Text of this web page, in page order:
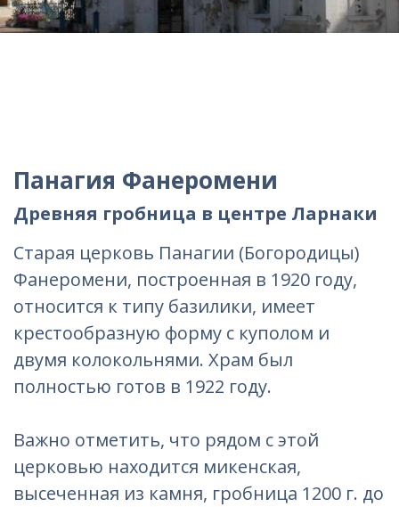
Панагия Фанеромени
Древняя гробница в центре Ларнаки
Старая церковь Панагии (Богородицы)
Фанеромени, построенная в 1920 году,
относится к типу базилики, имеет
крестообразную форму с куполом и
двумя колокольнями. Храм был
полностью готов в 1922 году.
Важно отметить, что рядом с этой
церковью находится микенская,
высеченная из камня, гробница 1200 г. до